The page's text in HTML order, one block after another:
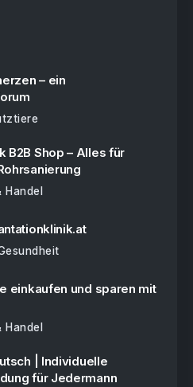
– ein
B2B Shop – Alles für
Handel
einkaufen und sparen mit
Handel
| Individuelle
für Jedermann